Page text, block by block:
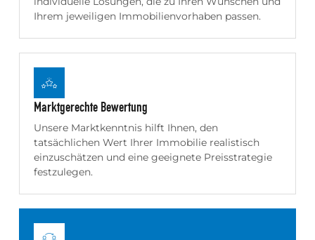
Ihrem jeweiligen Immobilienvorhaben passen.
Marktgerechte Bewertung
Unsere Marktkenntnis hilft Ihnen, den
tatsächlichen Wert Ihrer Immobilie realistisch
einzuschätzen und eine geeignete Preisstrategie
festzulegen.